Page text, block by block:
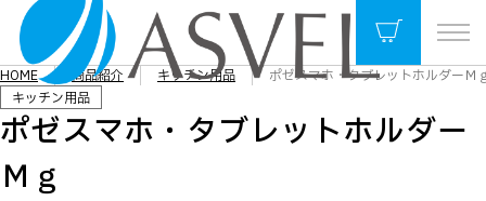
HOME 商品紹介 キッチン用品
ポゼスマホ・タブレットホルダーＭ
キッチン用品
ポゼスマホ・タブレットホルダー
Ｍｇ